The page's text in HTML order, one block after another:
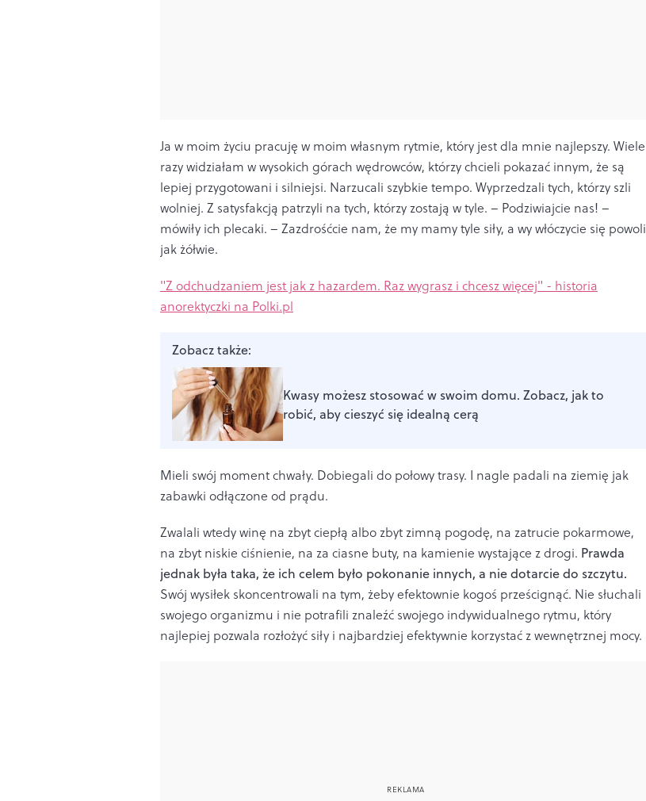
Ja w moim życiu pracuję w moim własnym rytmie, który jest dla mnie najlepszy. Wiele
razy widziałam w wysokich górach wędrowców, którzy chcieli pokazać innym, że są
lepiej przygotowani i silniejsi. Narzucali szybkie tempo. Wyprzedzali tych, którzy szli
wolniej. Z satysfakcją patrzyli na tych, którzy zostają w tyle. – Podziwiajcie nas! –
mówiły ich plecaki. – Zazdrośćcie nam, że my mamy tyle siły, a wy włóczycie się powoli
jak żółwie.
"Z odchudzaniem jest jak z hazardem. Raz wygrasz i chcesz więcej" - historia
anorektyczki na Polki.pl
Zobacz także:
Kwasy możesz stosować w swoim domu. Zobacz, jak to
robić, aby cieszyć się idealną cerą
Mieli swój moment chwały. Dobiegali do połowy trasy. I nagle padali na ziemię jak
zabawki odłączone od prądu.
Zwalali wtedy winę na zbyt ciepłą albo zbyt zimną pogodę, na zatrucie pokarmowe,
na zbyt niskie ciśnienie, na za ciasne buty, na kamienie wystające z drogi. Prawda
jednak była taka, że ich celem było pokonanie innych, a nie dotarcie do szczytu.
Swój wysiłek skoncentrowali na tym, żeby efektownie kogoś prześcignąć. Nie słuchali
swojego organizmu i nie potrafili znaleźć swojego indywidualnego rytmu, który
najlepiej pozwala rozłożyć siły i najbardziej efektywnie korzystać z wewnętrznej mocy.